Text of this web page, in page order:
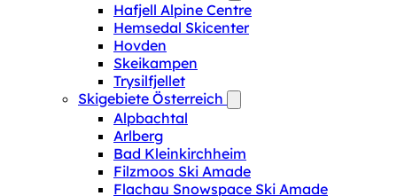
Hafjell Alpine Centre
Hemsedal Skicenter
Hovden
Skeikampen
Trysilfjellet
Skigebiete Österreich
Alpbachtal
Arlberg
Bad Kleinkirchheim
Filzmoos Ski Amade
Flachau Snowspace Ski Amade